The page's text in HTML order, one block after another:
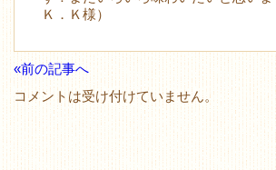
Ｋ．Ｋ様）
«前の記事へ
コメントは受け付けていません。